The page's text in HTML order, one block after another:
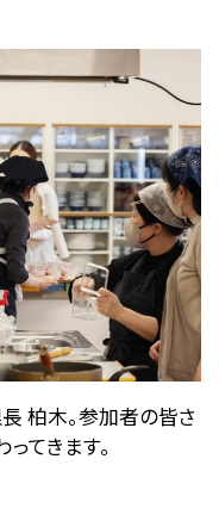
柏木。参加者の皆さ
てきます。